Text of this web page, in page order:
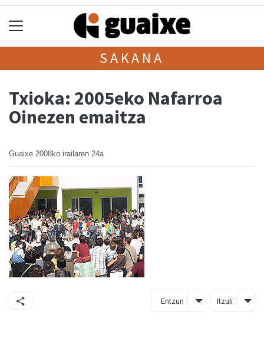
SAKANA
Txioka: 2005eko Nafarroa
Oinezen emaitza
Guaixe 2008ko irailaren 24a
Entzun Itzuli